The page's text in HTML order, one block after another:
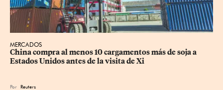
MERCADOS
China compra al menos 10 cargamentos más de soja a
Estados Unidos antes de la visita de Xi
Por Reuters